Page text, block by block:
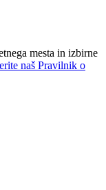
mesta in izbirne
naš Pravilnik o